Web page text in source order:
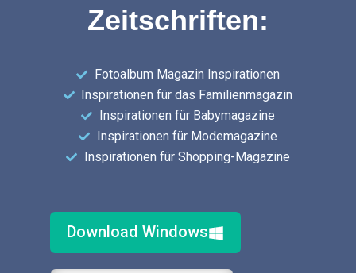
Zeitschriften:
Fotoalbum Magazin Inspirationen
Inspirationen für das Familienmagazin
Inspirationen für Babymagazine
Inspirationen für Modemagazine
Inspirationen für Shopping-Magazine
Download Windows